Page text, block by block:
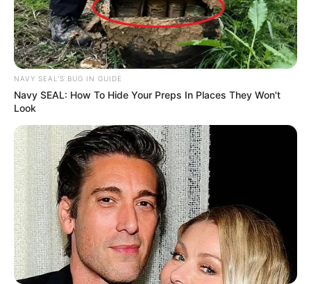
NAVY SEAL'S BUG IN GUIDE
Navy SEAL: How To Hide Your Preps In Places They Won't
Look